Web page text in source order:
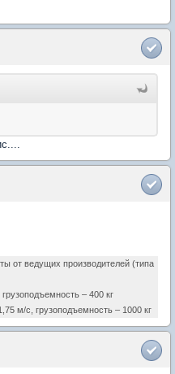
от ведущих производителей (типа
– 400 кг
м/с, грузоподъемность – 1000 кг